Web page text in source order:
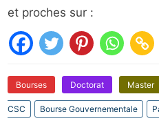
et proches sur :
Bourses Doctorat Master
CSC Bourse Gouvernementale